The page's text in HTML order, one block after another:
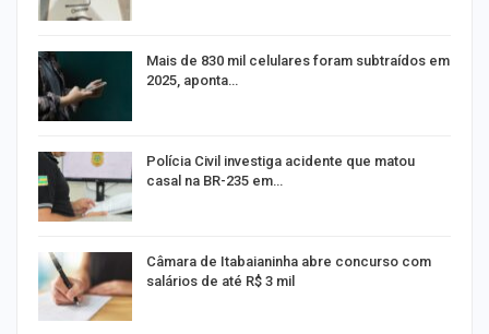
Mais de 830 mil celulares foram subtraídos em
2025, aponta…
Polícia Civil investiga acidente que matou
casal na BR-235 em…
Câmara de Itabaianinha abre concurso com
salários de até R$ 3 mil